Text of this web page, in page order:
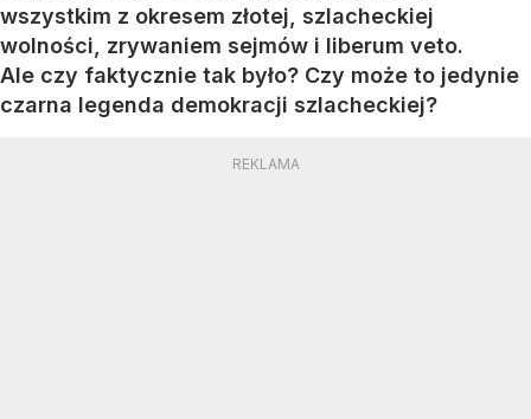
wszystkim z okresem złotej, szlacheckiej
wolności, zrywaniem sejmów i liberum veto.
Ale czy faktycznie tak było? Czy może to jedynie
czarna legenda demokracji szlacheckiej?